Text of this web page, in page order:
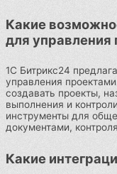
Какие
для управления
1С Битрикс24
управления
создавать проекты,
выполнения и
инструменты для
документами,
Какие